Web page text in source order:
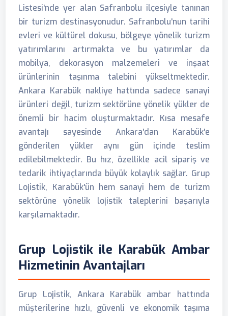
Listesi'nde yer alan Safranbolu ilçesiyle tanınan
bir turizm destinasyonudur. Safranbolu'nun tarihi
evleri ve kültürel dokusu, bölgeye yönelik turizm
yatırımlarını artırmakta ve bu yatırımlar da
mobilya, dekorasyon malzemeleri ve inşaat
ürünlerinin taşınma talebini yükseltmektedir.
Ankara Karabük nakliye hattında sadece sanayi
ürünleri değil, turizm sektörüne yönelik yükler de
önemli bir hacim oluşturmaktadır. Kısa mesafe
avantajı sayesinde Ankara'dan Karabük'e
gönderilen yükler aynı gün içinde teslim
edilebilmektedir. Bu hız, özellikle acil sipariş ve
tedarik ihtiyaçlarında büyük kolaylık sağlar. Grup
Lojistik, Karabük'ün hem sanayi hem de turizm
sektörüne yönelik lojistik taleplerini başarıyla
karşılamaktadır.
Grup Lojistik ile Karabük Ambar
Hizmetinin Avantajları
Grup Lojistik, Ankara Karabük ambar hattında
müşterilerine hızlı, güvenli ve ekonomik taşıma